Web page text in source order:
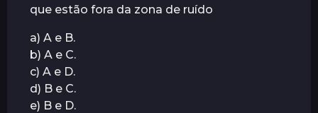
que estão fora da zona de ruído
a) A e B.
b) A e C.
c) A e D.
d) B e C.
e) B e D.